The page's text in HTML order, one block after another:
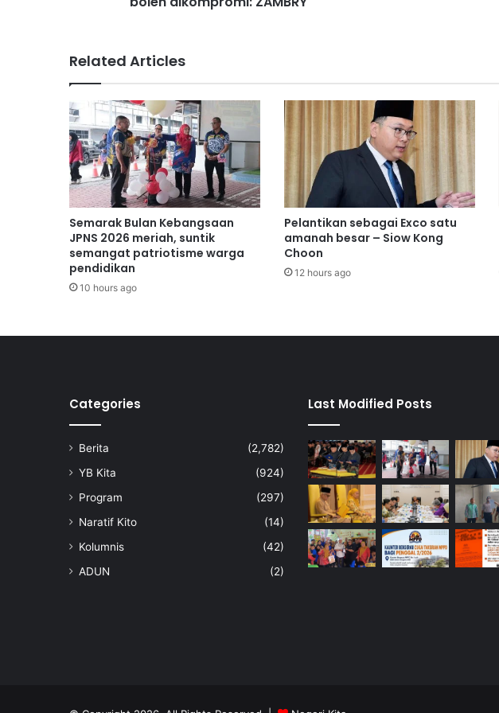
n
K
e
b
a
n
g
s
a
a
n
t
i
d
b
h
k
o
p
r
m
i
n
k
e
p
e
r
l
u
a
n
t
a
Related Articles
Semarak Bulan Kebangsaan
JPNS 2026 meriah, suntik
semangat patriotisme warga
pendidikan
10 hours ago
Pelantikan sebagai Exco satu
amanah besar – Siow Kong
Choon
12 hours ago
Categories
Berita
(2,782)
YB Kita
(924)
Program
(297)
Naratif Kito
(14)
Kolumnis
(42)
ADUN
(2)
Last Modified Posts